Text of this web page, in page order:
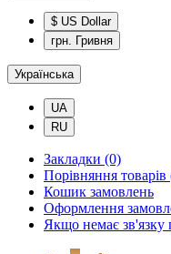
$ US Dollar
грн. Гривня
Українська
UA
RU
Закладки (0)
Порівняння товарів
Кошик замовлень
Оформлення
Якщо немає зв'язку